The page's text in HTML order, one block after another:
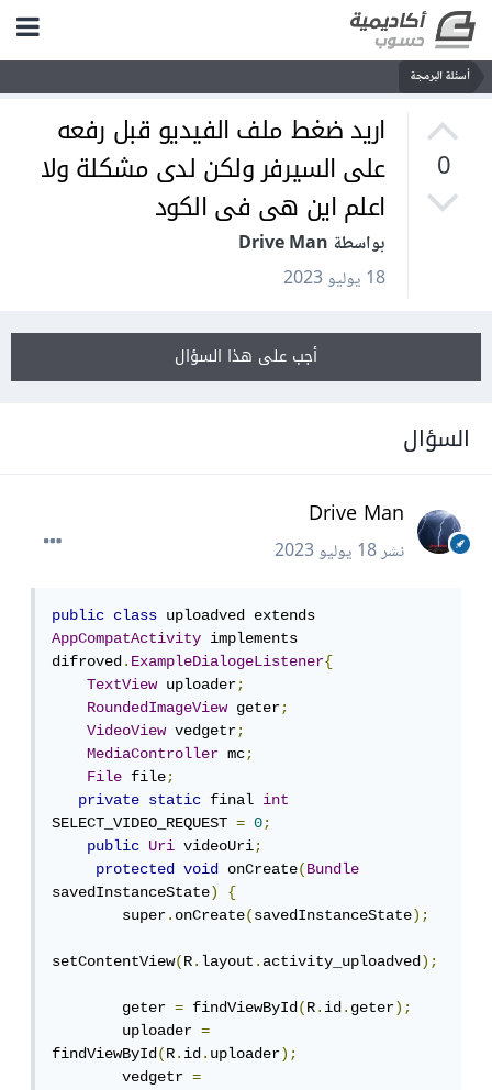
أسئلة البرمجة
0
اريد ضغط ملف الفيديو قبل رفعه
على السيرفر ولكن لدى مشكلة ولا
اعلم اين هى فى الكود
بواسطة Drive Man
18 يوليو 2023
أجب على هذا السؤال
السؤال
Drive Man
نشر18 يوليو 2023
public class
AppCompatActivity implements
difroved.ExampleDialogeListener{
TextView uploader;
RoundedImageView geter;
VideoView vedgetr;
MediaController mc;
File file;
private
static final int
SELECT_VIDEO_REQUEST = 0;
public
Uri videoUri;
protected
void onCreate(Bundle
savedInstanceState)
{
        super
.onCreate(savedInstanceState);
setContentView(R.layout.activity_uploadved);
        geter
= findViewById(R.id.geter);
        uploader
=
findViewById(R.id.uploader);
        vedgetr
=